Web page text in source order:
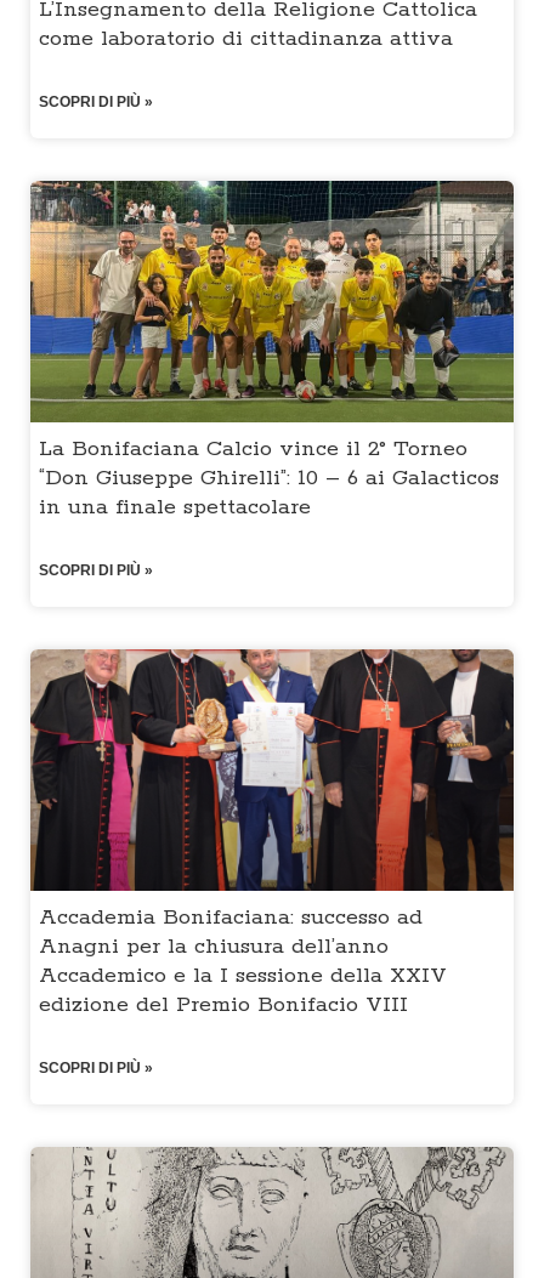
L’Insegnamento della Religione Cattolica
come laboratorio di cittadinanza attiva
SCOPRI DI PIÙ »
La Bonifaciana Calcio vince il 2° Torneo
“Don Giuseppe Ghirelli”: 10 – 6 ai Galacticos
in una finale spettacolare
SCOPRI DI PIÙ »
Accademia Bonifaciana: successo ad
Anagni per la chiusura dell’anno
Accademico e la I sessione della XXIV
edizione del Premio Bonifacio VIII
SCOPRI DI PIÙ »